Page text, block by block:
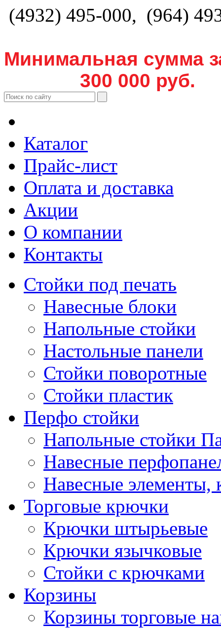
(4932) 495-000, (964)
Минимальная сумма
300 000 руб.
Каталог
Прайс-лист
Оплата и доставка
Акции
О компании
Контакты
Стойки под печать
Навесные блоки
Напольные стойки
Настольные панели
Стойки поворотные
Стойки пластик
Перфо стойки
Напольные стойки
Навесные
Навесные элементы,
Торговые крючки
Крючки штырьевые
Крючки язычковые
Стойки с крючками
Корзины
Корзины торговые